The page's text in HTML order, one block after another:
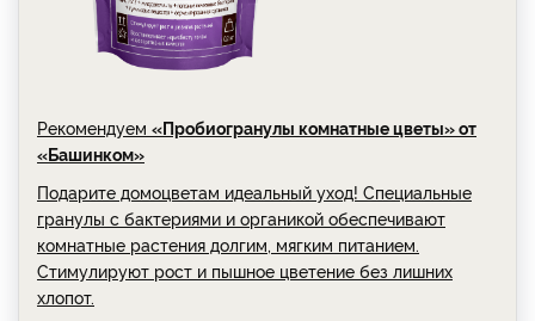
Рекомендуем «Пробиогранулы комнатные цветы» от
«Башинком»
Подарите домоцветам идеальный уход! Специальные
гранулы с бактериями и органикой обеспечивают
комнатные растения долгим, мягким питанием.
Стимулируют рост и пышное цветение без лишних
хлопот.